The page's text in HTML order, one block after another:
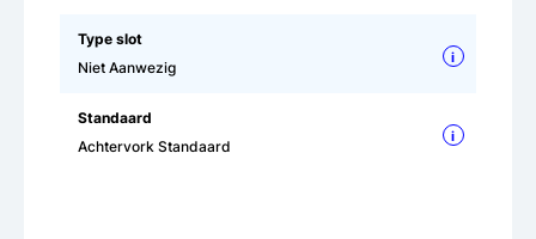
Type slot
Niet Aanwezig
i
Standaard
Achtervork Standaard
i